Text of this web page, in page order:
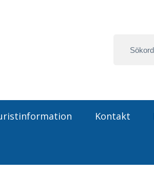
Kontakt